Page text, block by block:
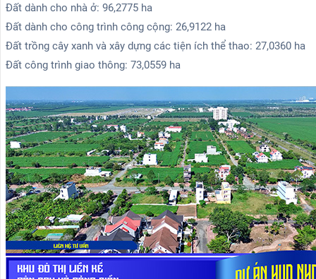
Đất dành cho nhà ở: 96,2775 ha
Đất dành cho công trình công cộng: 26,9122 ha
Đất trồng cây xanh và xây dựng các tiện ích thể thao: 27,0360 ha
Đất công trình giao thông: 73,0559 ha